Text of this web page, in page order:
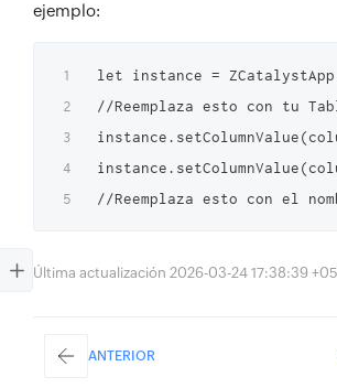
ejemplo:
let instance =
//Reemplaza esto con tu
Última actualización 2026-03-24 17:38:39
ANTERIOR